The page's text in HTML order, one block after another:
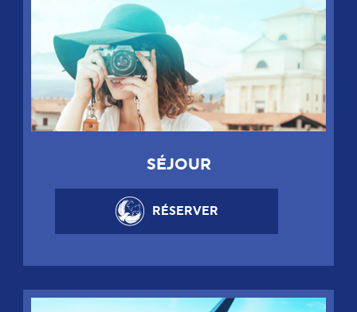
SÉJOUR
RÉSERVER